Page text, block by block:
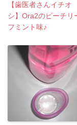
【歯医者さんイチオ
シ】Ora2のピーチリ
フミント味♪